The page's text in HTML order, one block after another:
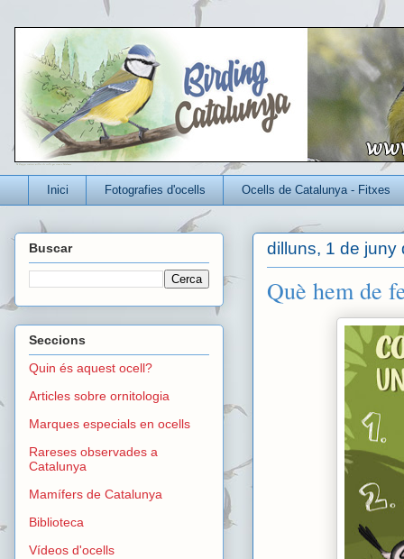
Un blog per conèixer millor els ocells que viuen a Catalunya
Inici Fotografies d'ocells Ocells de Catalunya - Fitxes
dilluns, 1 de juny
Què hem de
Buscar
Seccions
Quin és aquest ocell?
Articles sobre ornitologia
Marques especials en ocells
Rareses observades a
Catalunya
Mamífers de Catalunya
Biblioteca
Vídeos d'ocells